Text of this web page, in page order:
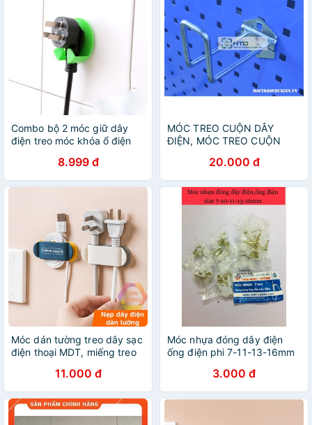
Combo bộ 2 móc giữ dây
điện treo móc khóa ổ điện
8.999 đ
MÓC TREO CUỘN DÂY
ĐIỆN, MÓC TREO CUỘN
20.000 đ
Móc dán tường treo dây sạc
điện thoại MDT, miếng treo
11.000 đ
Móc nhựa đóng dây điện
ống điện phi 7-11-13-16mm
3.000 đ